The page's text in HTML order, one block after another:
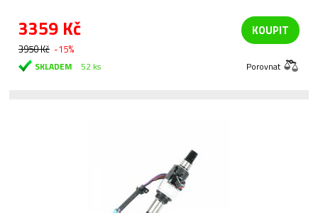
3359 Kč
3950 Kč -15%
KOUPIT
SKLADEM 52 ks Porovnat